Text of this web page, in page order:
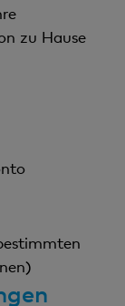
zu Hause